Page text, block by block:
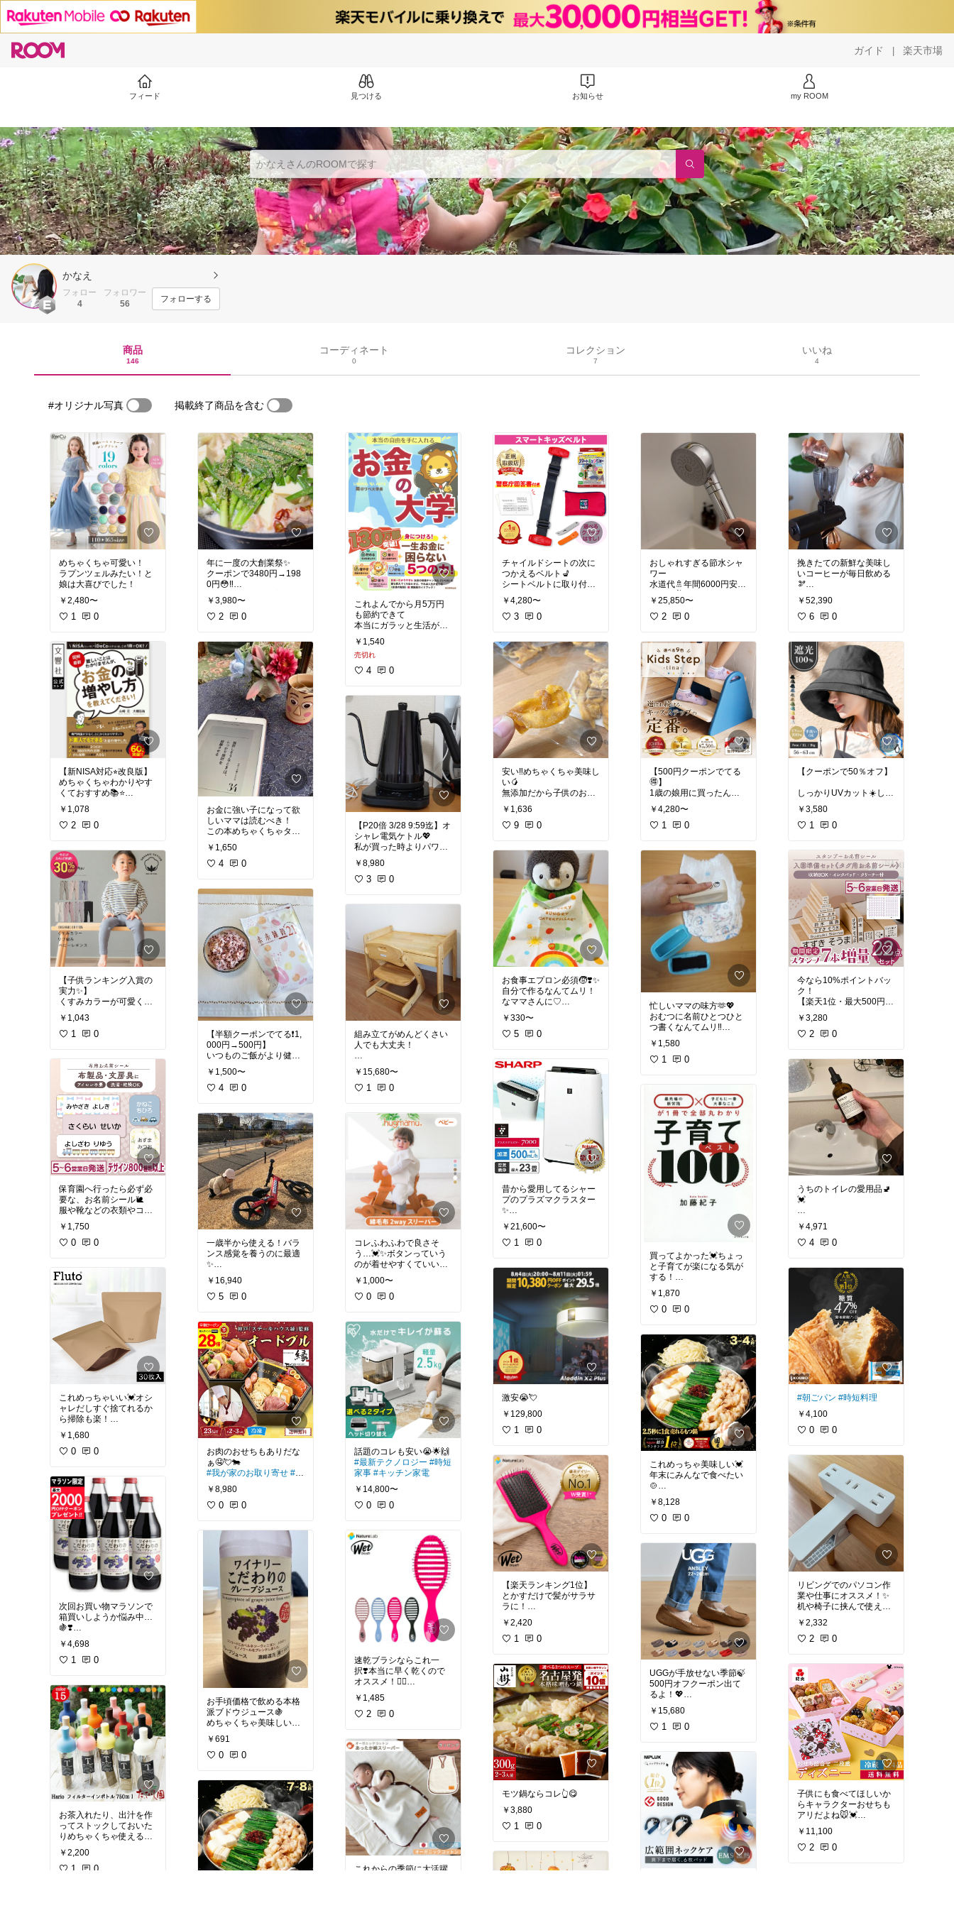
ガイド | 楽天市場
フィード 見つける お知らせ my ROOM
かなえ
フォロー
4
フォロワー
56
フォローする
商品
146
コーディネート
0
コレクション
7
いいね
4
#オリジナル写真 掲載終了商品を含む
めちゃくちゃ可愛い！
ラプンツェルみたい！と
娘は大喜びでした！
￥2,480〜
1 0
【新NISA対応⭐︎改良版】
めちゃくちゃわかりやす
くておすすめ📚⭐️
#ベストセラー
本
#新NISA
￥1,078
2 0
【子供ランキング入賞の
実力✨】
くすみカラーが可愛くて
伸縮性があるから
子供達ものびのび遊べる‼️
オーガニックコットンな
#着心地重視
￥1,043
1 0
保育園へ行ったら必ず必
要な、お名前シール🐌
服や靴などの衣類やコッ
プや哺乳瓶などの食器
に❣️
どこにでも貼れて剥がれ
ずガシガシいけちゃいま
す🤭
￥1,750
0 0
これめっちゃいい💓オシ
ャレだしすぐ捨てれるか
#便利グッズ
い #新生活
ボックス #お掃除グッズ
￥1,680
0 0
次回お買い物マラソンで
箱買いしようか悩み中…
🍇❣️
#パケ買い
#ストック
￥4,698
1 0
お茶入れたり、出汁を作
ってストックしておいた
#あったら便利
の相棒
￥2,200
1 0
年に一度の大創業祭✨
クーポンで3480円→198
0円😳‼️
ほんっっっっまに美味し
すぎる！！！！！
#晩酌のおとも
￥3,980〜
2 0
お金に強い子になって欲
しいママは読むべき！
この本めちゃくちゃタメ
2歳の娘に実践中…🧒💰
録 #ベストセラー #おす
すめコミック
￥1,650
4 0
【半額クーポンでてる❗️1,
000円→500円】
いつものご飯がより健康
的に🍚☘️
#オリジナル写真
￥1,500〜
4 0
一歳半から使える！バラ
ンス感覚を養うのに最適
✨
我が家も買いました❗️
#オリジナル写真
おうち時間充実
￥16,940
5 0
お肉のおせちもありだな
#我が家のお取り寄せ #お
せち
￥8,980
0 0
お手頃価格で飲める本格
派ブドウジュース🍇
めちゃくちゃ美味しいの
でオススメ✨
#オリジナル写真
￥691
0 0
これよんでから月5万円
も節約できて
本当にガラッと生活が変
わった🥺💖
誰にでもできることしか
かいてないから
#おすすめ #私の本棚 #ベ
ストセラー
#お金の大学
#資産形成
￥1,540
売切れ
4 0
【P20倍 3/28 9:59迄】オ
シャレ電気ケトル💖
私が買った時よりパワー
アップしてる😳✨
1℃単位でお湯が沸かせ
る！
時間充実 #スマート家電
#生活家電
￥8,980
3 0
組み立てがめんどくさい
人でも大丈夫！
1歳7ヶ月から使い始めた
机🌸
シールブックしたりお絵
#オリジナル写真
#新居準
#子供部屋
￥15,680〜
1 0
コレふわふわで良さそ
う…💓✨ボタンっていう
のが着せやすくていいよ
￥1,000〜
0 0
#最新テクノロジー #時短
家事 #キッチン家電
￥14,800〜
0 0
速乾ブラシならこれ一
択❣️本当に早く乾くので
オススメ！💇‍♀️
#時短美容
#ブラシ
￥1,485
2 0
これからの季節に大活躍
チャイルドシートの次に
つかえるベルト💺
シートベルトに取り付け
るだけ✨
警察庁にも公認されてる
製品だから安心だよ🌿
ルト
#チャイルドシー
ト
￥4,280〜
3 0
安い‼️めちゃくちゃ美味し
い🥭
無添加だから子供のおや
つにもあげてます🧒♡
#自分へのご褒美
#オリジナル写真
￥1,636
9 0
お食事エプロン必須🧒❣️✨
自分で作るなんてムリ！
なママさんに♡
種類も豊富でオスス
メ〜！
マ #マタママ #入園準備
保育園準備
￥330〜
5 0
昔から愛用してるシャー
プのプラズマクラスター
#最新テクノロジー
ち時間充実
￥21,600〜
1 0
激安😭💘
￥129,800
1 0
【楽天ランキング1位】
とかすだけで髪がサラサ
ラに！
濡れた髪でも使えるのが
嬉しい🌷
頭皮マッサージもできる
#時短美容 #おすすめスキ
ンケア #美容マニア #ブ
ラシ
￥2,420
1 0
モツ鍋ならコレ👆😋
￥3,880
1 0
おしゃれすぎる節水シャ
ワー
水道代🚿年間6000円安く
なった✌️
#シャワーヘッド
￥25,850〜
2 0
【500円クーポンでてる
🉐】
1歳の娘用に買ったんだ
けどめちゃくちゃ良い✨
組み立ても簡単で色合い
がカラフルで可愛いよ😊
#キッズステップ
￥4,280〜
1 0
忙しいママの味方🫶💖
おむつに名前ひとつひと
つ書くなんてムリ‼️
これがあれば3分で終わ
る🤩
￥1,580
1 0
買ってよかった💓ちょっ
と子育てが楽になる気が
#私の本棚
すめ
￥1,870
0 0
これめっちゃ美味しい💓
年末にみんなで食べたい
#ごちそう
#お試しセット
救世主
￥8,128
0 0
UGGが手放せない季節🍃
500円オフクーポン出て
るよ！💖
#パンプス
フラットシューズ
￥15,680
1 0
挽きたての新鮮な美味し
いコーヒーが毎日飲める
🫘
コーヒー好きさんにおす
すめ☕️
カー
#コーヒー
￥52,390
6 0
【クーポンで50％オフ】
しっかりUVカット☀️して
くれる！
これからの時期必須🌻👒
￥3,580
1 0
今なら10%ポイントバッ
ク！
【楽天1位・最大500円O
FF】
お名前スタンプ + お名前
￥3,280
2 0
うちのトイレの愛用品🚽
💓
#オリジナル写真
優しい #プチギフト
トック #新生活
￥4,971
4 0
#朝ごパン #時短料理
￥4,100
0 0
リビングでのパソコン作
業や仕事にオススメ！✨
机や椅子に挟んで使える
#オリジナル写真
クノロジー
￥2,332
2 0
子供にも食べてほしいか
らキャラクターおせちも
アリだよね🐭💓
#我が家のお取り寄せ
せち
￥11,100
2 0